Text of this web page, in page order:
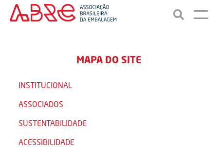
MAPA DO SITE
INSTITUCIONAL
ASSOCIADOS
SUSTENTABILIDADE
ACESSIBILIDADE